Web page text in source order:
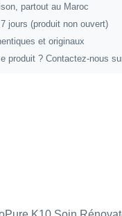
partout au Maroc
jours (produit non ouvert)
et originaux
produit ? Contactez-nous